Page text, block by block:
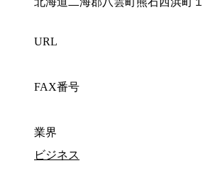
URL
FAX番号
業界
ビジネス